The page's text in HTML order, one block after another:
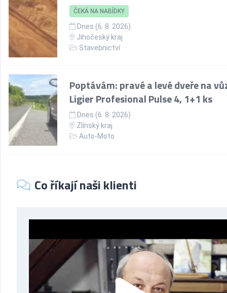
ČEKÁ NA NABÍDKY
Dnes (6. 8. 2026)
Jihočeský kraj
Stavebnictví
Poptávám: pravé a levé dveře na
Ligier Profesional Pulse 4, 1+1 ks
Dnes (6. 8. 2026)
Zlínský kraj
Auto-Moto
Co říkají naši klienti